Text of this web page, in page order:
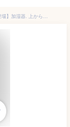
加湿器 大容量 5L 超音波式 Glorlummi 【2025年新登場】加湿器. 上から給水 加湿 アロマ対応 300ml/h加湿量 省エネ 12時間切タイマー スリープモード 29dB静音 LEDディスプレイ 45時間連続加湿 空焚き防止 おしゃれ 乾燥対策 寝室/リビング/オフィス/観葉植物向け リモコン操作 PSE認証済み ホワイト＆ブラック